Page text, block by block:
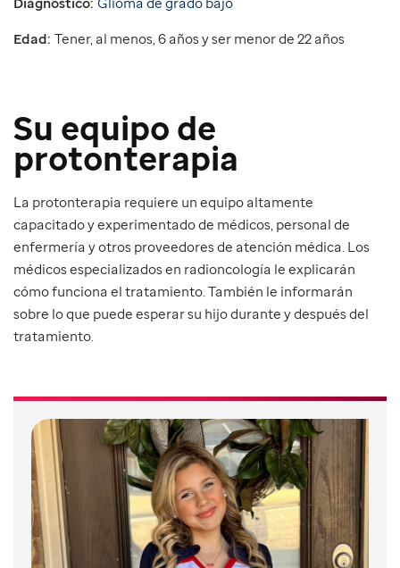
Edad: Tener, al menos, 6 años y ser menor de 22 años
Su equipo de
protonterapia
La protonterapia requiere un equipo altamente
capacitado y experimentado de médicos, personal de
enfermería y otros proveedores de atención médica. Los
médicos especializados en radioncología le explicarán
cómo funciona el tratamiento. También le informarán
sobre lo que puede esperar su hijo durante y después del
tratamiento.